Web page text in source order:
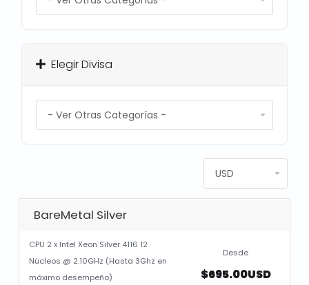
Elegir Divisa
BareMetal Silver
CPU 2 x Intel Xeon Silver 4116 12
Núcleos @ 2.10GHz (Hasta 3Ghz en
máximo desempeño)
Desde
$695.00USD